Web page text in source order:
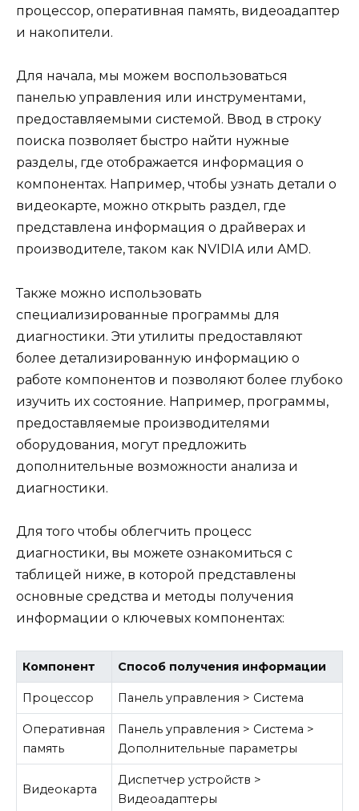
процессор, оперативная память, видеоадаптер
и накопители.
Для начала, мы можем воспользоваться
панелью управления или инструментами,
предоставляемыми системой. Ввод в строку
поиска позволяет быстро найти нужные
разделы, где отображается информация о
компонентах. Например, чтобы узнать детали о
видеокарте, можно открыть раздел, где
представлена информация о драйверах и
производителе, таком как NVIDIA или AMD.
Также можно использовать
специализированные программы для
диагностики. Эти утилиты предоставляют
более детализированную информацию о
работе компонентов и позволяют более глубоко
изучить их состояние. Например, программы,
предоставляемые производителями
оборудования, могут предложить
дополнительные возможности анализа и
диагностики.
Для того чтобы облегчить процесс
диагностики, вы можете ознакомиться с
таблицей ниже, в которой представлены
основные средства и методы получения
информации о ключевых компонентах:
Компонент Способ получения информации
Процессор Панель управления > Система
Оперативная
память
Панель управления > Система >
Дополнительные параметры
Видеокарта
Диспетчер устройств >
Видеоадаптеры